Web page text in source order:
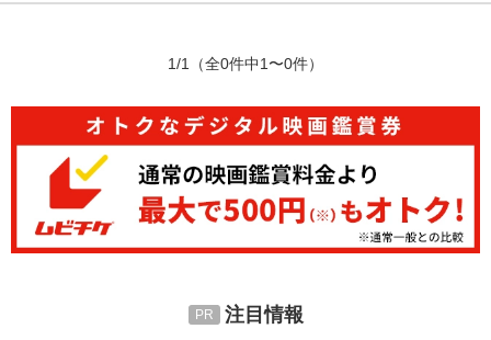
1/1 （全0件中1〜0件）
注目情報